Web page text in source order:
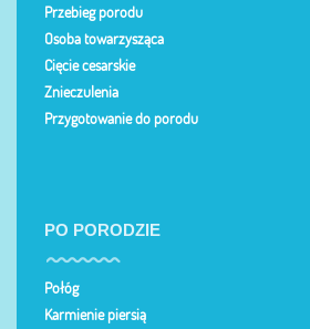
Przebieg porodu
Osoba towarzysząca
Cięcie cesarskie
Znieczulenia
Przygotowanie do porodu
PO PORODZIE
Połóg
Karmienie piersią